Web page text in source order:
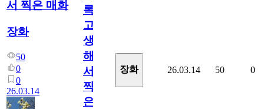
서 찍은 매화
장화
50
0
0
26.03.14
록
고
생
해
서
찍
은
장화 26.03.14 50 0